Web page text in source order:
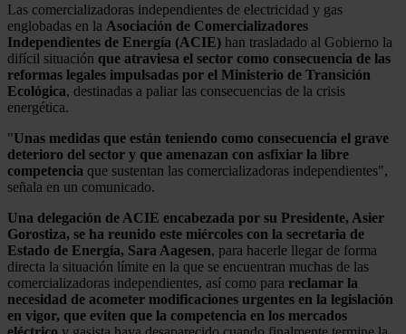
Las comercializadoras independientes de electricidad y gas
englobadas en la Asociación de Comercializadores
Independientes de Energía (ACIE) han trasladado al Gobierno la
difícil situación que atraviesa el sector como consecuencia de las
reformas legales impulsadas por el Ministerio de Transición
Ecológica, destinadas a paliar las consecuencias de la crisis
energética.
"Unas medidas que están teniendo como consecuencia el grave
deterioro del sector y que amenazan con asfixiar la libre
competencia que sustentan las comercializadoras independientes",
señala en un comunicado.
Una delegación de ACIE encabezada por su Presidente, Asier
Gorostiza, se ha reunido este miércoles con la secretaria de
Estado de Energía, Sara Aagesen, para hacerle llegar de forma
directa la situación límite en la que se encuentran muchas de las
comercializadoras independientes, así como para reclamar la
necesidad de acometer modificaciones urgentes en la legislación
en vigor, que eviten que la competencia en los mercados